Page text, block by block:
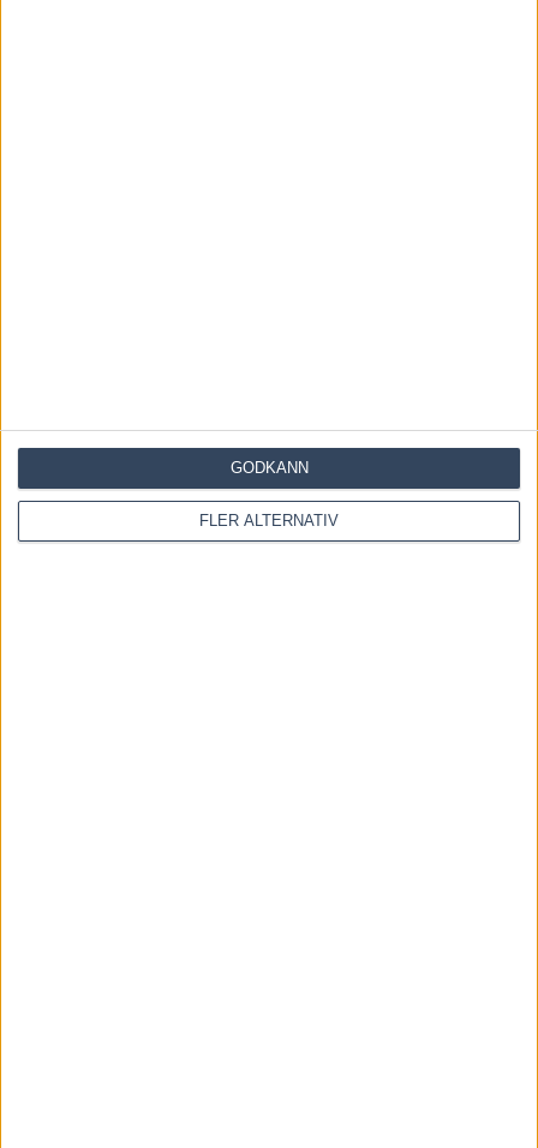
FLER ALTERNATIV
GODKÄNN
Denna webbplats använder Akismet för att minska skräppost.
Lär dig om hur din kommentarsdata bearbetas.